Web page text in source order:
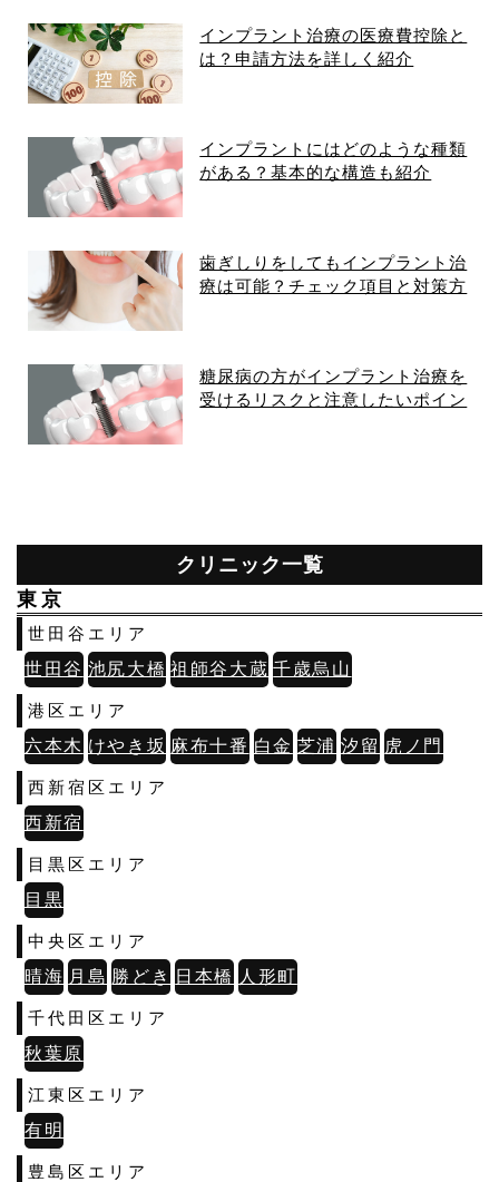
インプラント治療の医療費控除と
は？申請方法を詳しく紹介
インプラントにはどのような種類
がある？基本的な構造も紹介
歯ぎしりをしてもインプラント治
療は可能？チェック項目と対策方
糖尿病の方がインプラント治療を
受けるリスクと注意したいポイン
クリニック一覧
東京
世田谷エリア
世田谷 池尻大橋 祖師谷大蔵 千歳烏山
港区エリア
六本木 けやき坂 麻布十番 白金 芝浦 汐留 虎ノ門
西新宿区エリア
西新宿
目黒区エリア
目黒
中央区エリア
晴海 月島 勝どき 日本橋 人形町
千代田区エリア
秋葉原
江東区エリア
有明
豊島区エリア